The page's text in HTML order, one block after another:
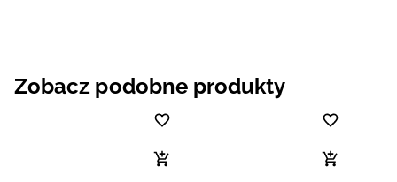
Zobacz podobne produkty